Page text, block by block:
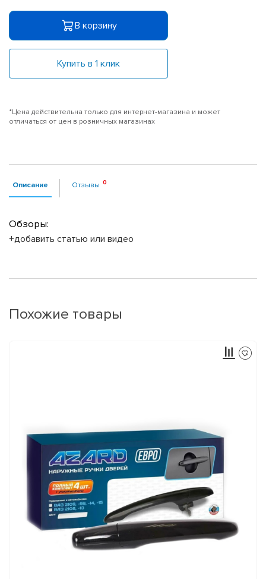
В корзину
Купить в 1 клик
*Цена действительна только для интернет-магазина и может
отличаться от цен в розничных магазинах
Описание Отзывы
Обзоры:
+добавить статью или видео
Похожие товары